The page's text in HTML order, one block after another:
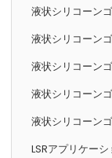
液状シリコーン
液状シリコーン
液状シリコーン
液状シリコーン
液状シリコーン
LSRアプリケー